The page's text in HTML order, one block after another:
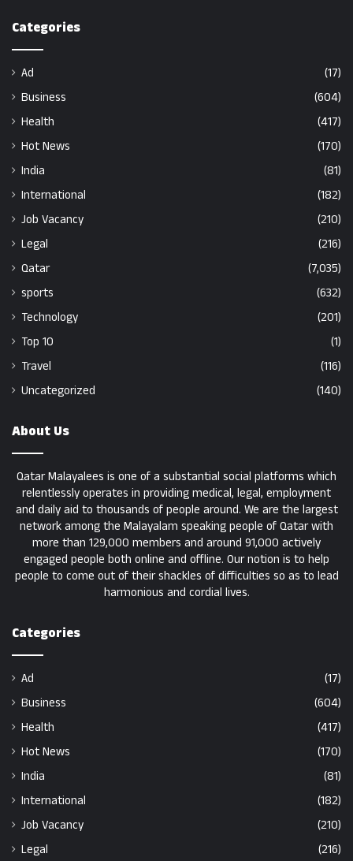
Categories
Ad
(17)
Business
(604)
Health
(417)
Hot News
(170)
India
(81)
International
(182)
Job Vacancy
(210)
Legal
(216)
Qatar
(7,035)
sports
(632)
Technology
(201)
Top 10
(1)
Travel
(116)
Uncategorized
(140)
About Us
Qatar Malayalees is one of a substantial social platforms which
relentlessly operates in providing medical, legal, employment
and daily aid to thousands of people around. We are the largest
network among the Malayalam speaking people of Qatar with
more than 129,000 members and around 91,000 actively
engaged people both online and offline. Our notion is to help
people to come out of their shackles of difficulties so as to lead
harmonious and cordial lives.
Categories
Ad
(17)
Business
(604)
Health
(417)
Hot News
(170)
India
(81)
International
(182)
Job Vacancy
(210)
Legal
(216)